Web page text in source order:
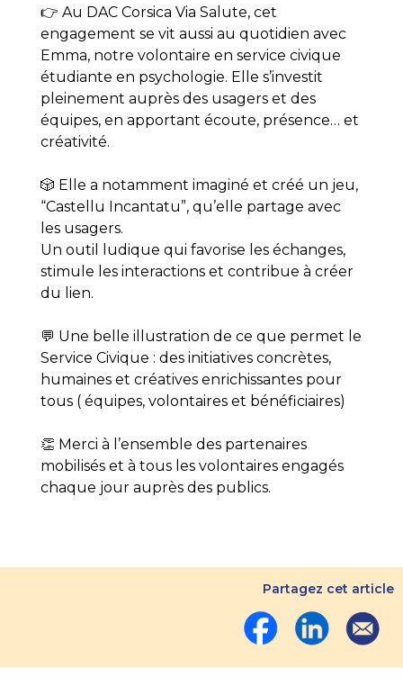
👉 Au DAC Corsica Via Salute, cet
engagement se vit aussi au quotidien avec
Emma, notre volontaire en service civique
étudiante en psychologie. Elle s’investit
pleinement auprès des usagers et des
équipes, en apportant écoute, présence… et
créativité.
🎲 Elle a notamment imaginé et créé un jeu,
“Castellu Incantatu”, qu’elle partage avec
les usagers.
Un outil ludique qui favorise les échanges,
stimule les interactions et contribue à créer
du lien.
💬 Une belle illustration de ce que permet le
Service Civique : des initiatives concrètes,
humaines et créatives enrichissantes pour
tous ( équipes, volontaires et bénéficiaires)
👏 Merci à l’ensemble des partenaires
mobilisés et à tous les volontaires engagés
chaque jour auprès des publics.
Partagez cet article